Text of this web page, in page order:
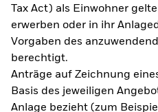
Tax Act) als Einwohner
erwerben oder in ihr
Vorgaben des
berechtigt.
Anträge auf Zeichnung
Basis des jeweiligen
Anlage bezieht (zum